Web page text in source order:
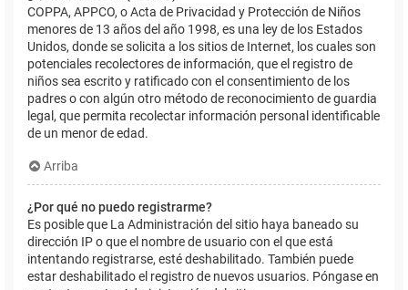
COPPA, APPCO, o Acta de Privacidad y Protección de Niños
menores de 13 años del año 1998, es una ley de los Estados
Unidos, donde se solicita a los sitios de Internet, los cuales son
potenciales recolectores de información, que el registro de
niños sea escrito y ratificado con el consentimiento de los
padres o con algún otro método de reconocimiento de guardia
legal, que permita recolectar información personal identificable
de un menor de edad.
Arriba
¿Por qué no puedo registrarme?
Es posible que La Administración del sitio haya baneado su
dirección IP o que el nombre de usuario con el que está
intentando registrarse, esté deshabilitado. También puede
estar deshabilitado el registro de nuevos usuarios. Póngase en